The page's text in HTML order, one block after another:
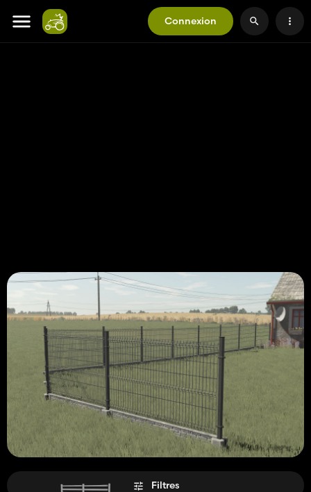
Connexion
Filtres